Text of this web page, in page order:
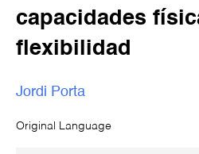
capacidades
flexibilidad
Jordi Porta
Original Language